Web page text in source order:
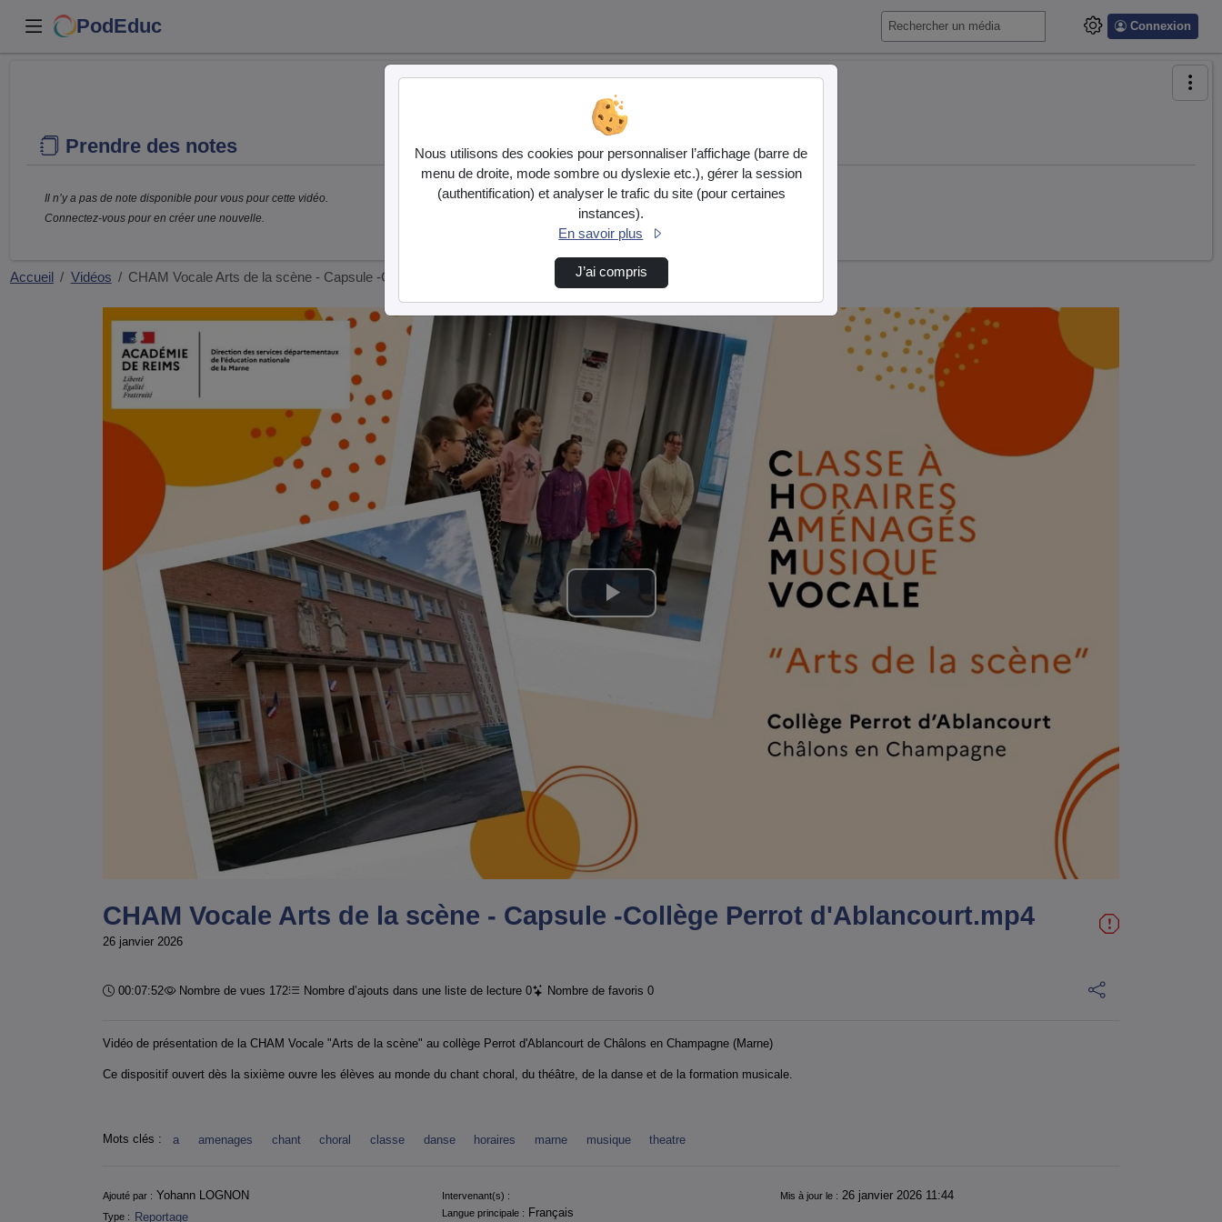
PodEduc Connexion
Prendre des notes
Il n’y a pas de note disponible pour vous pour cette vidéo.
Connectez-vous pour en créer une nouvelle.
Accueil Vidéos CHAM Vocale Arts de la scène - Capsule -Coll…
Lire
CHAM Vocale Arts de la scène - Capsule -Collège Perrot d'Ablancourt.mp4
26 janvier 2026
Durée :
00:07:52 Nombre de vues 172 Nombre d’ajouts dans une liste de lecture 0 Nombre de favoris 0
Vidéo de présentation de la CHAM Vocale "Arts de la scène" au collège Perrot d'Ablancourt de Châlons en Champagne (Marne)
Ce dispositif ouvert dès la sixième ouvre les élèves au monde du chant choral, du théâtre, de la danse et de la formation musicale.
Mots clés : a amenages chant choral classe danse horaires marne musique theatre
Informations
Ajouté par : Yohann LOGNON Intervenant(s) : Mis à jour le : 26 janvier 2026 11:44
Type : Reportage Langue principale : Français
Nous utilisons des cookies pour personnaliser l’affichage (barre de
menu de droite, mode sombre ou dyslexie etc.), gérer la session
(authentification) et analyser le trafic du site (pour certaines
instances).
En savoir plus
J’ai compris